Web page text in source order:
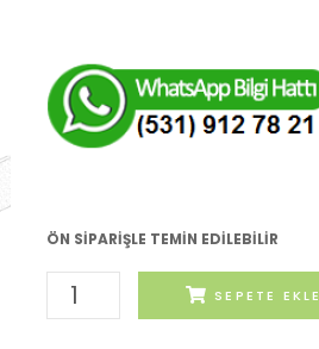
ÖN SIPARIŞLE TEMIN EDILEBILIR
Tipi
SEPETE EKLE